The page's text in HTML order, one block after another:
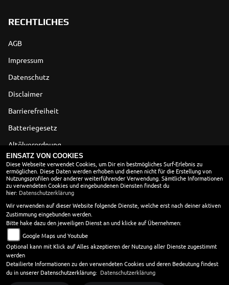
RECHTLICHES
AGB
Impressum
Datenschutz
Disclaimer
Barrierefreiheit
Batteriegesetz
Altölverordnung
ÖFFNUNGSZEITEN
Öffnungszeiten Schliesszeiten
SOMMERURLAUB
Von 03.08.2026 bis 15.08.2026
Wir brauchen eine Pause, um danach wieder mit Vollgas für Euch
bereit zu sein. Ab 18.08. sind wir wieder für Euch erreichbar.
EINSATZ VON COOKIES
Diese Webseite verwendet Cookies, um Dir ein bestmögliches Surf-Erlebnis zu
ermöglichen. Diese Daten werden erhoben und dienen nicht für die Erstellung von
Nutzungsprofilen oder anderer weiterführender Verwendung. Sämtliche Informationen
zu verwendeten Cookies und eingebundenen Diensten findest du
hier: Datenschutzerklärung
Wir verwenden auf dieser Website folgende Dienste, welche erst nach deiner aktiven
Zustimmung eingebunden werden.
Bitte hake dazu den jeweiligen Dienst an und klicke auf Übernehmen:
Google Maps und Youtube
Optional kann mit Klick auf Alles akzeptieren der Nutzung aller Dienste zugestimmt
werden
Detailierte Informationen zu den verwendeten Cookies und deren Bedeutung findest
du in unserer Datenschutzerklärung: Datenschutzerklärung